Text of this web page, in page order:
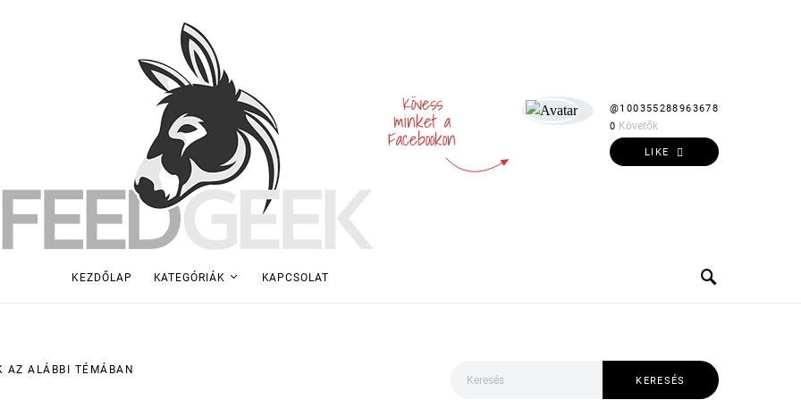
Kövess
minket a
Facebookon
@100355288963678
0 Követők
LIKE
KEZDŐLAP KATEGÓRIÁK KAPCSOLAT
AZ ALÁBBI TÉMÁBAN
KERESÉS